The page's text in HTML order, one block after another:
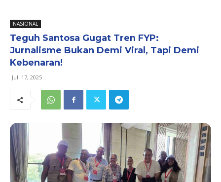
NASIONAL
Teguh Santosa Gugat Tren FYP:
Jurnalisme Bukan Demi Viral, Tapi Demi
Kebenaran!
Juli 17, 2025